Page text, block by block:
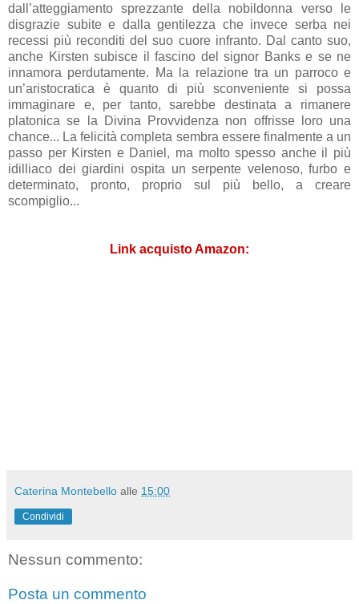
dall’atteggiamento sprezzante della nobildonna verso le
disgrazie subite e dalla gentilezza che invece serba nei
recessi più reconditi del suo cuore infranto. Dal canto suo,
anche Kirsten subisce il fascino del signor Banks e se ne
innamora perdutamente. Ma la relazione tra un parroco e
un’aristocratica è quanto di più sconveniente si possa
immaginare e, per tanto, sarebbe destinata a rimanere
platonica se la Divina Provvidenza non offrisse loro una
chance... La felicità completa sembra essere finalmente a un
passo per Kirsten e Daniel, ma molto spesso anche il più
idilliaco dei giardini ospita un serpente velenoso, furbo e
determinato, pronto, proprio sul più bello, a creare
scompiglio...
Link acquisto Amazon:
Caterina Montebello alle 15:00
Condividi
Nessun commento:
Posta un commento